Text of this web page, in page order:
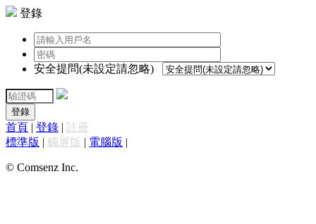
登錄
安全提問(未設定請忽略)
登錄
首頁 | 登錄 | 註冊
標準版 | 觸屏版 | 電腦版 |
© Comsenz Inc.